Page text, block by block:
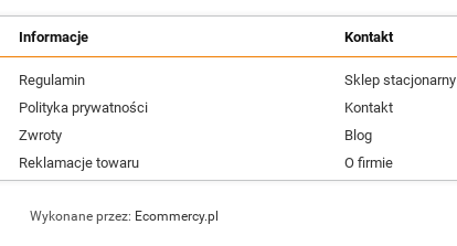
Informacje
Regulamin
Polityka prywatności
Zwroty
Reklamacje towaru
Kontakt
Sklep stacjonarny
Kontakt
Blog
O firmie
Wykonane przez: Ecommercy.pl